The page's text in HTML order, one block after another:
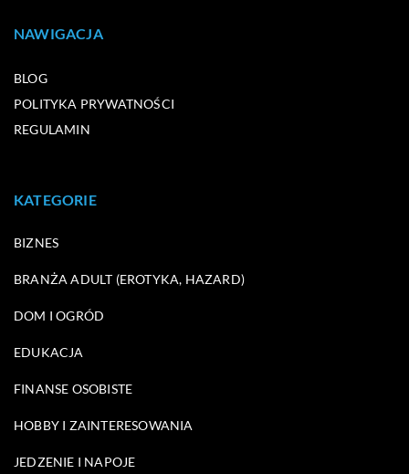
NAWIGACJA
BLOG
POLITYKA PRYWATNOŚCI
REGULAMIN
KATEGORIE
BIZNES
BRANŻA ADULT (EROTYKA, HAZARD)
DOM I OGRÓD
EDUKACJA
FINANSE OSOBISTE
HOBBY I ZAINTERESOWANIA
JEDZENIE I NAPOJE